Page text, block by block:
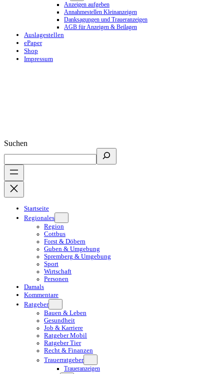
Anzeigen aufgeben
Annahmestellen Kleinanzeigen
Danksagungen und Traueranzeigen
AGB für Anzeigen & Beilagen
Auslagestellen
ePaper
Shop
Impressum
Suchen
Startseite
Regionales
Region
Cottbus
Forst & Döbern
Guben & Umgebung
Spremberg & Umgebung
Sport
Wirtschaft
Personen
Damals
Kommentare
Ratgeber
Bauen & Leben
Gesundheit
Job & Karriere
Ratgeber Mobil
Ratgeber Tier
Recht & Finanzen
Trauerratgeber
Traueranzeigen